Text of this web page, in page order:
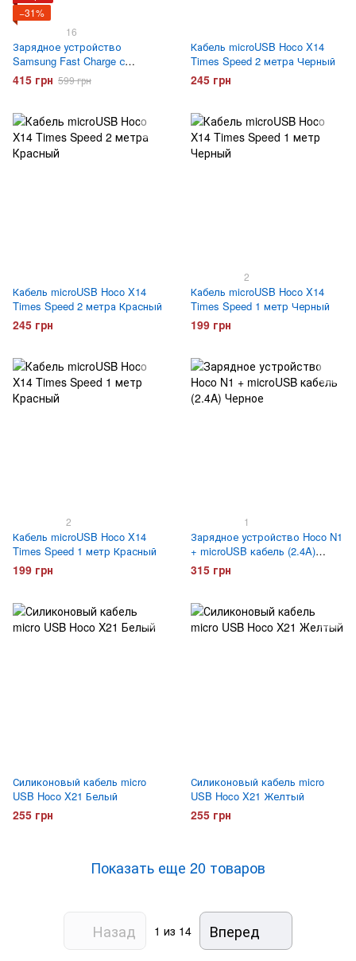
−31%
16
Зарядное устройство
Samsung Fast Charge с
кабелем micro USB Черное
415 грн 599 грн
Кабель microUSB Hoco X14
Times Speed 2 метра Черный
245 грн
Кабель microUSB Hoco X14
Times Speed 2 метра Красный
245 грн
2
Кабель microUSB Hoco X14
Times Speed 1 метр Черный
199 грн
2
Кабель microUSB Hoco X14
Times Speed 1 метр Красный
199 грн
1
Зарядное устройство Hoco N1
+ microUSB кабель (2.4A)
Черное
315 грн
Силиконовый кабель micro
USB Hoco X21 Белый
255 грн
Силиконовый кабель micro
USB Hoco X21 Желтый
255 грн
Показать еще 20 товаров
Назад 1 из 14 Вперед